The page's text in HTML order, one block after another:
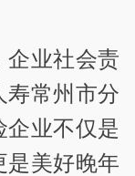
企业社会责
寿常州市分
企业不仅是
是美好晚年